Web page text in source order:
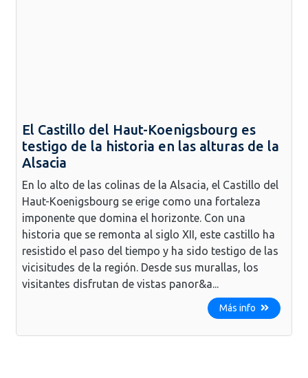
El Castillo del Haut-Koenigsbourg es
testigo de la historia en las alturas de la
Alsacia
En lo alto de las colinas de la Alsacia, el Castillo del
Haut-Koenigsbourg se erige como una fortaleza
imponente que domina el horizonte. Con una
historia que se remonta al siglo XII, este castillo ha
resistido el paso del tiempo y ha sido testigo de las
vicisitudes de la región. Desde sus murallas, los
visitantes disfrutan de vistas panor&a...
Más info